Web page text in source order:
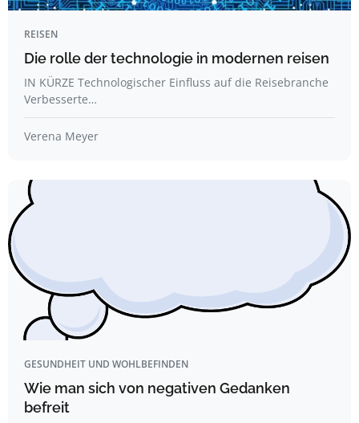
REISEN
Die rolle der technologie in modernen reisen
IN KÜRZE Technologischer Einfluss auf die Reisebranche
Verbesserte…
Verena Meyer
GESUNDHEIT UND WOHLBEFINDEN
Wie man sich von negativen Gedanken
befreit